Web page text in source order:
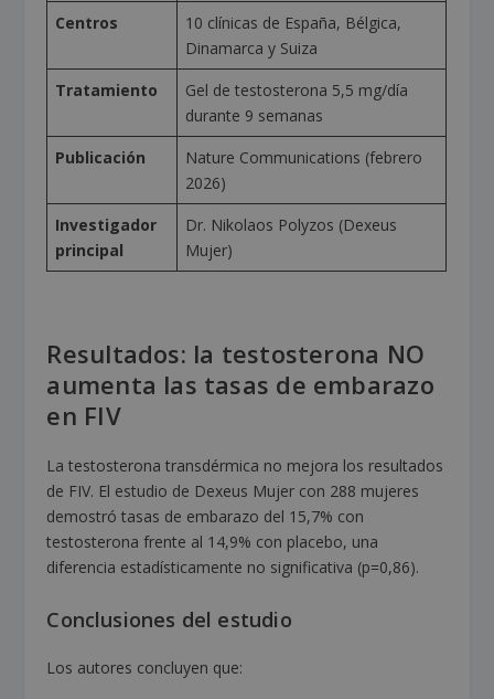
Centros
10 clínicas de España, Bélgica,
Dinamarca y Suiza
Tratamiento
Gel de testosterona 5,5 mg/día
durante 9 semanas
Publicación
Nature Communications (febrero
2026)
Investigador
principal
Dr. Nikolaos Polyzos (Dexeus
Mujer)
Resultados: la testosterona NO
aumenta las tasas de embarazo
en FIV
La testosterona transdérmica no mejora los resultados
de FIV. El estudio de Dexeus Mujer con 288 mujeres
demostró tasas de embarazo del 15,7% con
testosterona frente al 14,9% con placebo, una
diferencia estadísticamente no significativa (p=0,86).
Conclusiones del estudio
Los autores concluyen que: